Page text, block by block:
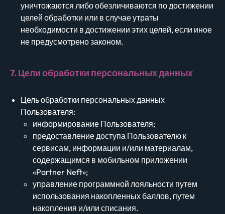
уничтожаются либо обезличиваются по достижении
целей обработки или в случае утраты
необходимости в достижении этих целей, если иное
не предусмотрено законом.
7. Цели обработки персональных данных
Цель обработки персональных данных
Пользователя:
информирование Пользователя;
предоставление доступа Пользователю к
сервисам, информации и/или материалам,
содержащимся в мобильном приложении
«Partner Neft»;
управление программной лояльности путем
использования накопленных баллов, путем
накопления и/или списания.